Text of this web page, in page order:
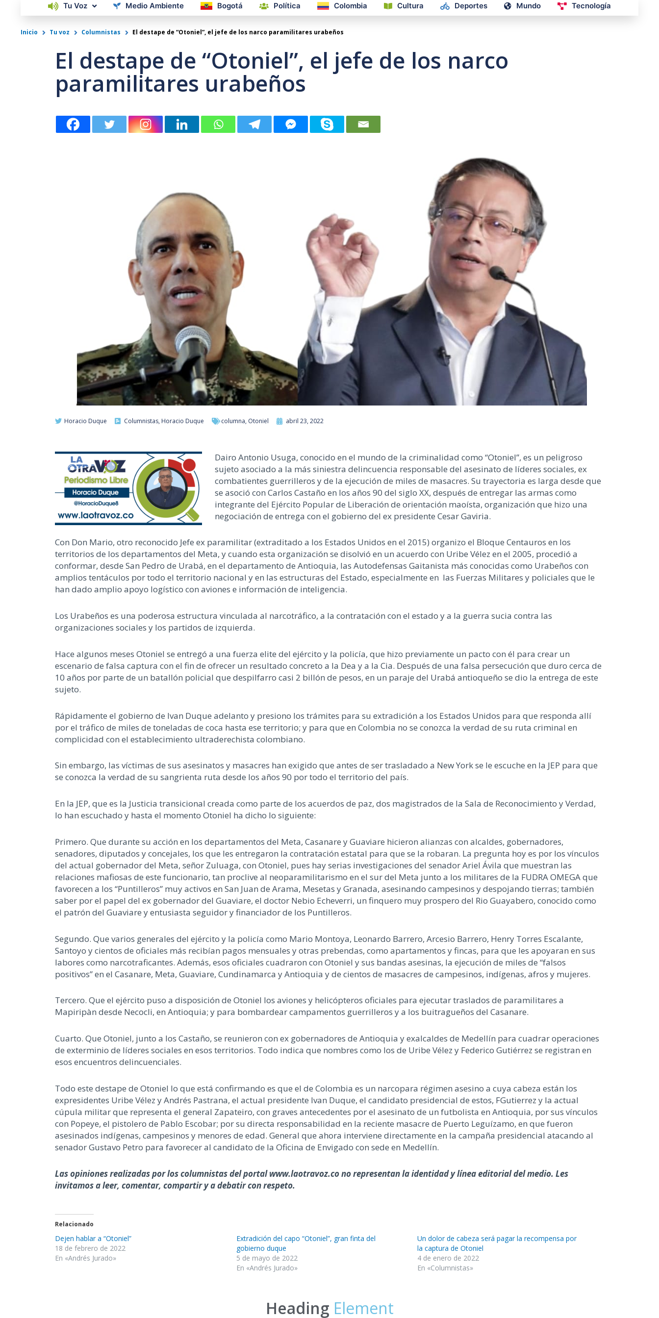
Tu Voz Medio Ambiente Bogotá Política Colombia Cultura Deportes Mundo Tecnología
Inicio Tu voz Columnistas El destape de “Otoniel”, el jefe de los narco paramilitares urabeños
El destape de “Otoniel”, el jefe de los narco
paramilitares urabeños
Horacio Duque Columnistas, Horacio Duque columna, Otoniel abril 23, 2022
Dairo Antonio Usuga, conocido en el mundo de la criminalidad como “Otoniel”, es un peligroso
sujeto asociado a la más siniestra delincuencia responsable del asesinato de líderes sociales, ex
combatientes guerrilleros y de la ejecución de miles de masacres. Su trayectoria es larga desde que
se asoció con Carlos Castaño en los años 90 del siglo XX, después de entregar las armas como
integrante del Ejército Popular de Liberación de orientación maoísta, organización que hizo una
negociación de entrega con el gobierno del ex presidente Cesar Gaviria.
Con Don Mario, otro reconocido Jefe ex paramilitar (extraditado a los Estados Unidos en el 2015) organizo el Bloque Centauros en los
territorios de los departamentos del Meta, y cuando esta organización se disolvió en un acuerdo con Uribe Vélez en el 2005, procedió a
conformar, desde San Pedro de Urabá, en el departamento de Antioquia, las Autodefensas Gaitanista más conocidas como Urabeños con
amplios tentáculos por todo el territorio nacional y en las estructuras del Estado, especialmente en las Fuerzas Militares y policiales que le
han dado amplio apoyo logístico con aviones e información de inteligencia.
Los Urabeños es una poderosa estructura vinculada al narcotráfico, a la contratación con el estado y a la guerra sucia contra las
organizaciones sociales y los partidos de izquierda.
Hace algunos meses Otoniel se entregó a una fuerza elite del ejército y la policía, que hizo previamente un pacto con él para crear un
escenario de falsa captura con el fin de ofrecer un resultado concreto a la Dea y a la Cia. Después de una falsa persecución que duro cerca de
10 años por parte de un batallón policial que despilfarro casi 2 billón de pesos, en un paraje del Urabá antioqueño se dio la entrega de este
sujeto.
Rápidamente el gobierno de Ivan Duque adelanto y presiono los trámites para su extradición a los Estados Unidos para que responda allí
por el tráfico de miles de toneladas de coca hasta ese territorio; y para que en Colombia no se conozca la verdad de su ruta criminal en
complicidad con el establecimiento ultraderechista colombiano.
Sin embargo, las víctimas de sus asesinatos y masacres han exigido que antes de ser trasladado a New York se le escuche en la JEP para que
se conozca la verdad de su sangrienta ruta desde los años 90 por todo el territorio del país.
En la JEP, que es la Justicia transicional creada como parte de los acuerdos de paz, dos magistrados de la Sala de Reconocimiento y Verdad,
lo han escuchado y hasta el momento Otoniel ha dicho lo siguiente:
Primero. Que durante su acción en los departamentos del Meta, Casanare y Guaviare hicieron alianzas con alcaldes, gobernadores,
senadores, diputados y concejales, los que les entregaron la contratación estatal para que se la robaran. La pregunta hoy es por los vínculos
del actual gobernador del Meta, señor Zuluaga, con Otoniel, pues hay serias investigaciones del senador Ariel Ávila que muestran las
relaciones mafiosas de este funcionario, tan proclive al neoparamilitarismo en el sur del Meta junto a los militares de la FUDRA OMEGA que
favorecen a los “Puntilleros” muy activos en San Juan de Arama, Mesetas y Granada, asesinando campesinos y despojando tierras; también
saber por el papel del ex gobernador del Guaviare, el doctor Nebio Echeverri, un finquero muy prospero del Rio Guayabero, conocido como
el patrón del Guaviare y entusiasta seguidor y financiador de los Puntilleros.
Segundo. Que varios generales del ejército y la policía como Mario Montoya, Leonardo Barrero, Arcesio Barrero, Henry Torres Escalante,
Santoyo y cientos de oficiales más recibían pagos mensuales y otras prebendas, como apartamentos y fincas, para que les apoyaran en sus
labores como narcotraficantes. Además, esos oficiales cuadraron con Otoniel y sus bandas asesinas, la ejecución de miles de “falsos
positivos” en el Casanare, Meta, Guaviare, Cundinamarca y Antioquia y de cientos de masacres de campesinos, indígenas, afros y mujeres.
Tercero. Que el ejército puso a disposición de Otoniel los aviones y helicópteros oficiales para ejecutar traslados de paramilitares a
Mapiripàn desde Necocli, en Antioquia; y para bombardear campamentos guerrilleros y a los buitragueños del Casanare.
Cuarto. Que Otoniel, junto a los Castaño, se reunieron con ex gobernadores de Antioquia y exalcaldes de Medellín para cuadrar operaciones
de exterminio de líderes sociales en esos territorios. Todo indica que nombres como los de Uribe Vélez y Federico Gutiérrez se registran en
esos encuentros delincuenciales.
Todo este destape de Otoniel lo que está confirmando es que el de Colombia es un narcopara régimen asesino a cuya cabeza están los
expresidentes Uribe Vélez y Andrés Pastrana, el actual presidente Ivan Duque, el candidato presidencial de estos, FGutierrez y la actual
cúpula militar que representa el general Zapateiro, con graves antecedentes por el asesinato de un futbolista en Antioquia, por sus vínculos
con Popeye, el pistolero de Pablo Escobar; por su directa responsabilidad en la reciente masacre de Puerto Leguízamo, en que fueron
asesinados indígenas, campesinos y menores de edad. General que ahora interviene directamente en la campaña presidencial atacando al
senador Gustavo Petro para favorecer al candidato de la Oficina de Envigado con sede en Medellín.
Las opiniones realizadas por los columnistas del portal www.laotravoz.co no representan la identidad y línea editorial del medio. Les
invitamos a leer, comentar, compartir y a debatir con respeto.
Relacionado
Dejen hablar a “Otoniel”
18 de febrero de 2022
En «Andrés Jurado»
Extradición del capo “Otoniel”, gran finta del
gobierno duque
5 de mayo de 2022
En «Andrés Jurado»
Un dolor de cabeza será pagar la recompensa por
la captura de Otoniel
4 de enero de 2022
En «Columnistas»
Heading Element